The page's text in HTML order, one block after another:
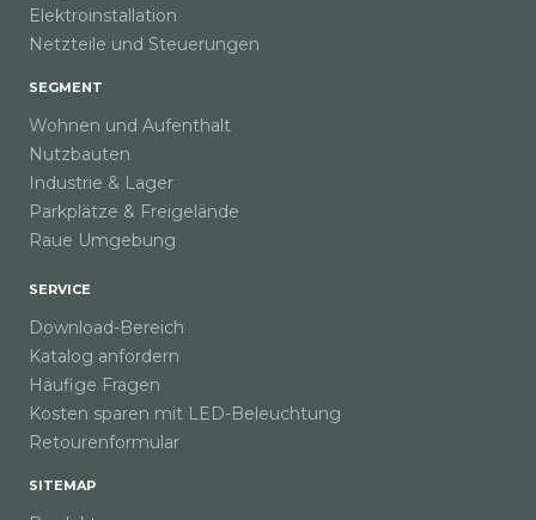
Elektroinstallation
Netzteile und Steuerungen
SEGMENT
Wohnen und Aufenthalt
Nutzbauten
Industrie & Lager
Parkplätze & Freigelände
Raue Umgebung
SERVICE
Download-Bereich
Katalog anfordern
Häufige Fragen
Kosten sparen mit LED-Beleuchtung
Retourenformular
SITEMAP